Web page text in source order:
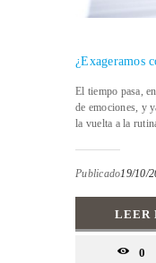
¿Exageramos
El tiempo pasa,
de emociones, y
la vuelta a la
Publicado19/10/
LEER
0